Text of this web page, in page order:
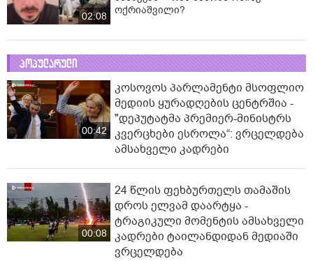
02:08
ოქრიაშვილი?
პოპულარული
00:42
კოსოვოს პარლამენტი მსოფლიო
მედიის ყურადღების ცენტრშია -
"დეპუტატმა პრემიერ-მინისტრს
კვერცხები ესროლა“: ვრცელდება
ამსახველი კადრები
00:08
24 წლის ფეხბურთელს თამაშის
დროს ელვამ დაარტყა -
ტრაგიკული მომენტის ამსახველი
კადრები ტაილანდიდან მედიაში
ვრცელდება